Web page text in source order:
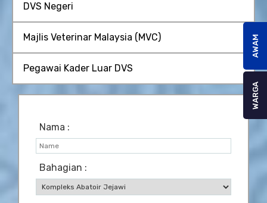
DVS Negeri
Majlis Veterinar Malaysia (MVC)
Pegawai Kader Luar DVS
Nama :
Bahagian :
AWAM
WARGA